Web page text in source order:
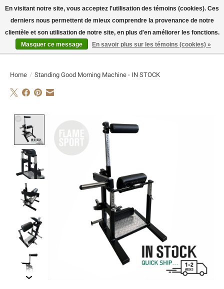
E-MAIL:info@flame-sport.deTEL.: +49 1525 9705 011
Liste de souhaits
Panier
Home / Standing Good Morning Machine - IN STOCK
Product image slideshow Items
En visitant notre site, vous acceptez l'utilisation des témoins (cookies). Ces
derniers nous permettent de mieux comprendre la provenance de notre
clientèle et son utilisation de notre site, en plus d'en améliorer les fonctions.
Masquer ce message
En savoir plus sur les témoins (cookies) »